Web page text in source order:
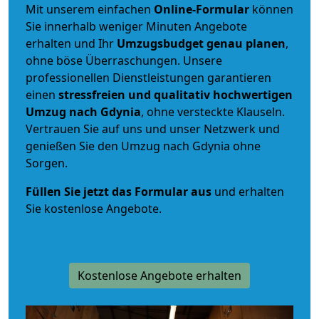
Mit unserem einfachen Online-Formular können
Sie innerhalb weniger Minuten Angebote
erhalten und Ihr Umzugsbudgetgenau planen,
ohne böse Überraschungen. Unsere
professionellen Dienstleistungen garantieren
einen stressfreien und qualitativ hochwertigen
Umzug nach Gdynia, ohne versteckte Klauseln.
Vertrauen Sie auf uns und unser Netzwerk und
genießen Sie den Umzug nach Gdynia ohne
Sorgen.
Füllen Sie jetzt das Formular aus und erhalten
Sie kostenlose Angebote.
Kostenlose Angebote erhalten